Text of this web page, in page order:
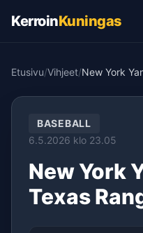
KerroinKuningas
Etusivu/Vihjeet/New York
BASEBALL
6.5.2026 klo 23.05
New York
Texas